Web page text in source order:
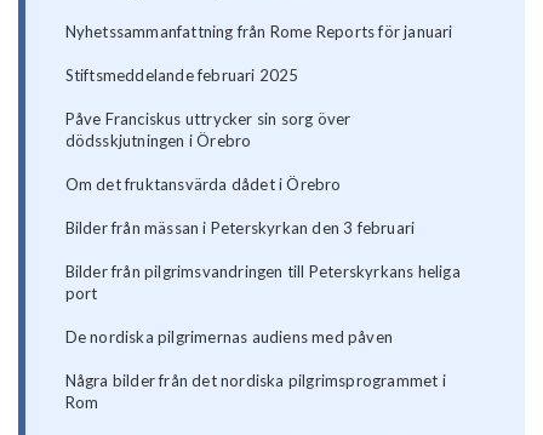
Nyhetssammanfattning från Rome Reports för januari
Stiftsmeddelande februari 2025
Påve Franciskus uttrycker sin sorg över
dödsskjutningen i Örebro
Om det fruktansvärda dådet i Örebro
Bilder från mässan i Peterskyrkan den 3 februari
Bilder från pilgrimsvandringen till Peterskyrkans heliga
port
De nordiska pilgrimernas audiens med påven
Några bilder från det nordiska pilgrimsprogrammet i
Rom